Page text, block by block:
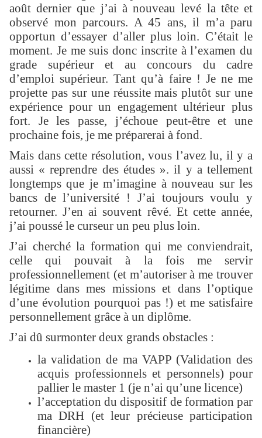
août dernier que j’ai à nouveau levé la tête et
observé mon parcours. A 45 ans, il m’a paru
opportun d’essayer d’aller plus loin. C’était le
moment. Je me suis donc inscrite à l’examen du
grade supérieur et au concours du cadre
d’emploi supérieur. Tant qu’à faire ! Je ne me
projette pas sur une réussite mais plutôt sur une
expérience pour un engagement ultérieur plus
fort. Je les passe, j’échoue peut-être et une
prochaine fois, je me préparerai à fond.
Mais dans cette résolution, vous l’avez lu, il y a
aussi « reprendre des études ». il y a tellement
longtemps que je m’imagine à nouveau sur les
bancs de l’université ! J’ai toujours voulu y
retourner. J’en ai souvent rêvé. Et cette année,
j’ai poussé le curseur un peu plus loin.
J’ai cherché la formation qui me conviendrait,
celle qui pouvait à la fois me servir
professionnellement (et m’autoriser à me trouver
légitime dans mes missions et dans l’optique
d’une évolution pourquoi pas !) et me satisfaire
personnellement grâce à un diplôme.
J’ai dû surmonter deux grands obstacles :
la validation de ma VAPP (Validation des
acquis professionnels et personnels) pour
pallier le master 1 (je n’ai qu’une licence)
l’acceptation du dispositif de formation par
ma DRH (et leur précieuse participation
financière)